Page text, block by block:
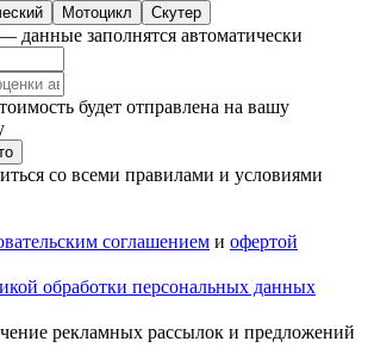
Мотоцикл Скутер
данные заполнятся автоматически
будет отправлена на вашу
со всеми правилами и условиями
соглашением и офертой
обработки персональных данных
рекламных рассылок и предложений